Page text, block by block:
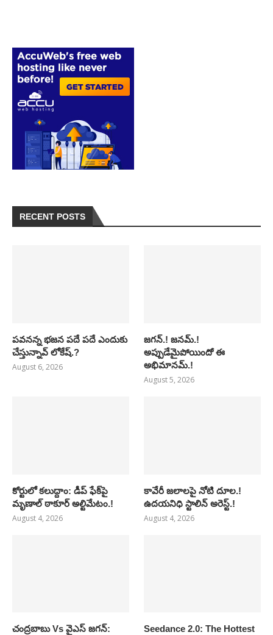
RECENT POSTS
పవనన్న భజన పదే పదే ఎందుకు
చేస్తున్నావ్ లోకేష్.?
August 6, 2026
జగన్.! జనమ్.!
అప్పుడేమైపోయిందో ఈ
అభిమానమ్.!
August 5, 2026
కోర్టులో కలుద్దాం: డీప్ ఫేక్‌పై
మృణాల్ ఠాకూర్ అల్టిమేటం.!
August 4, 2026
కావేరీ జలాలపై నోటి దూల.!
ఉదయనిధి స్టాలిన్ అరెస్ట్.!
August 4, 2026
చంద్రబాబు Vs వైఎస్ జగన్:
Seedance 2.0: The Hottest